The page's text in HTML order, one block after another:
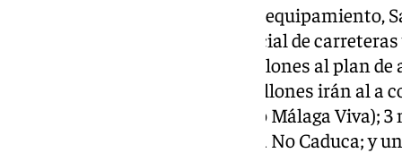
En cuanto a infraestructuras y equipamiento,
en la inversión en la red provincial de
hasta los 15,5 millones, y 6,7 millones al plan
También ha recordado que 2 millones irán al a
biomasa en Yunquera (Proyecto Málaga Viva);
pionero de acción social Málaga No Caduca; y